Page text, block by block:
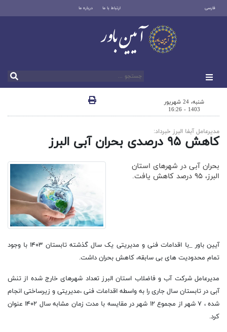
فارسی ارتباط با ما درباره ما
شنبه، 24 شهریور
1403 - 16:26
مدیرعامل آبفا البرز خبرداد:
کاهش ۹۵ درصدی بحران آبی البرز
بحران آبی در شهرهای استان
البرز، ۹۵ درصد کاهش یافت.
آیین باور _با اقدامات فنی و مدیریتی یک سال گذشته تابستان ۱۴۰۳ با وجود
تمام محدودیت های بی سابقه، کاهش بحران داشت.
مدیرعامل شرکت آب و فاضلاب استان البرز تعداد شهرهای خارج شده از تنش
آبی در تابستان سال جاری را به واسطه اقدامات فنی ،مدیریتی و زیرساختی انجام
شده ، ۷ شهر از مجموع ۱۲ شهر در مقایسه با مدت زمان مشابه سال ۱۴۰۲ عنوان
کرد.